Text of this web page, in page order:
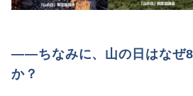
――ちなみに、山の日はなぜ
か？